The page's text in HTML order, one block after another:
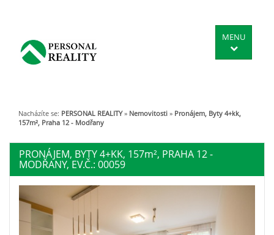
MENU
Nacházíte se: PERSONAL REALITY » Nemovitosti » Pronájem, Byty 4+kk,
157m², Praha 12 - Modřany
PRONÁJEM, BYTY 4+KK, 157m², PRAHA 12 -
MODŘANY, EV.Č.: 00059